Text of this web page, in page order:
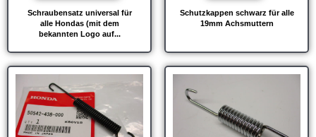
Schraubensatz universal für
alle Hondas (mit dem
bekannten Logo auf...
Schutzkappen schwarz für alle
19mm Achsmuttern